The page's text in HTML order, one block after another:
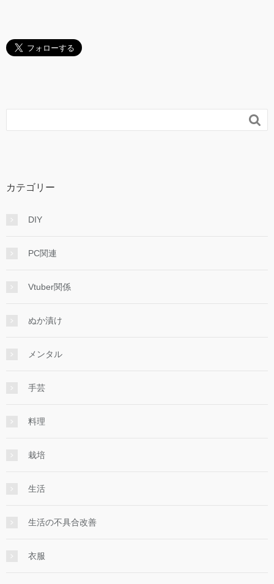

カテゴリー
DIY
PC関連
Vtuber関係
ぬか漬け
メンタル
手芸
料理
栽培
生活
生活の不具合改善
衣服